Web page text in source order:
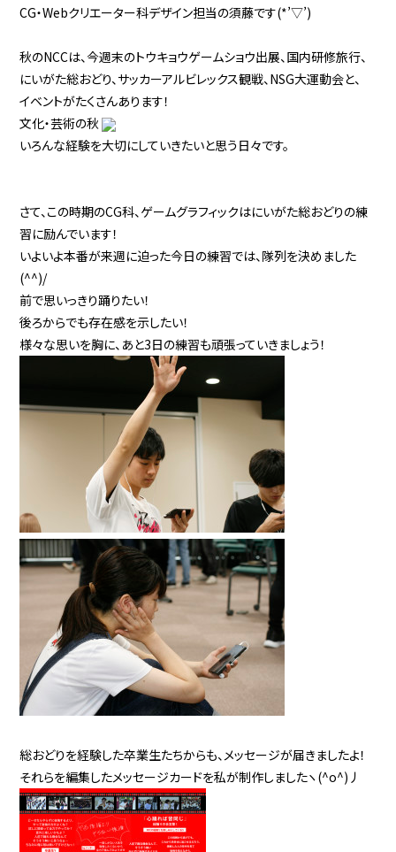
CG・Webクリエーター科デザイン担当の須藤です(*’▽’)
秋のNCCは、今週末のトウキョウゲームショウ出展、国内研修旅行、
にいがた総おどり、サッカーアルビレックス観戦、NSG大運動会と、
イベントがたくさんあります！
文化・芸術の秋
いろんな経験を大切にしていきたいと思う日々です。
さて、この時期のCG科、ゲームグラフィックはにいがた総おどりの練
習に励んでいます！
いよいよ本番が来週に迫った今日の練習では、隊列を決めました
(^^)/
前で思いっきり踊りたい！
後ろからでも存在感を示したい！
様々な思いを胸に、あと3日の練習も頑張っていきましょう！
総おどりを経験した卒業生たちからも、メッセージが届きましたよ！
それらを編集したメッセージカードを私が制作しましたヽ(^o^)丿